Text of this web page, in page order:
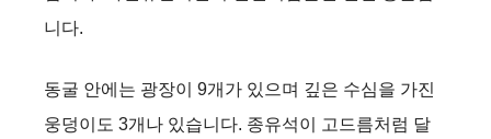
니다.
동굴 안에는 광장이 9개가 있으며 깊은 수심을 가진
웅덩이도 3개나 있습니다. 종유석이 고드름처럼 달